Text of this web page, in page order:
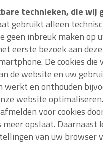
technieken, die wij
gebruikt alleen
geen inbreuk maken op
eerste bezoek aan
De cookies
de website en uw
werkt en onthouden
website
voor cookies
meer opslaat.
van uw browser